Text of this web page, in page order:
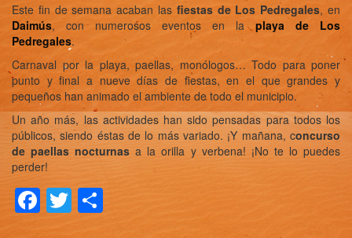
Este fin de semana acaban las fiestas de Los Pedregales, en
Daimús, con numerosos eventos en la playa de Los
Pedregales.
Carnaval por la playa, paellas, monólogos… Todo para poner
punto y final a nueve días de fiestas, en el que grandes y
pequeños han animado el ambiente de todo el municipio.
Un año más, las actividades han sido pensadas para todos los
públicos, siendo éstas de lo más variado. ¡Y mañana, concurso
de paellas nocturnas a la orilla y verbena! ¡No te lo puedes
perder!
Facebook
Twitter